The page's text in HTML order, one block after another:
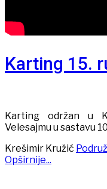
Karting 15.
Karting održan u
Velesajmu u sastavu
Krešimir Kružić
Opširnije...